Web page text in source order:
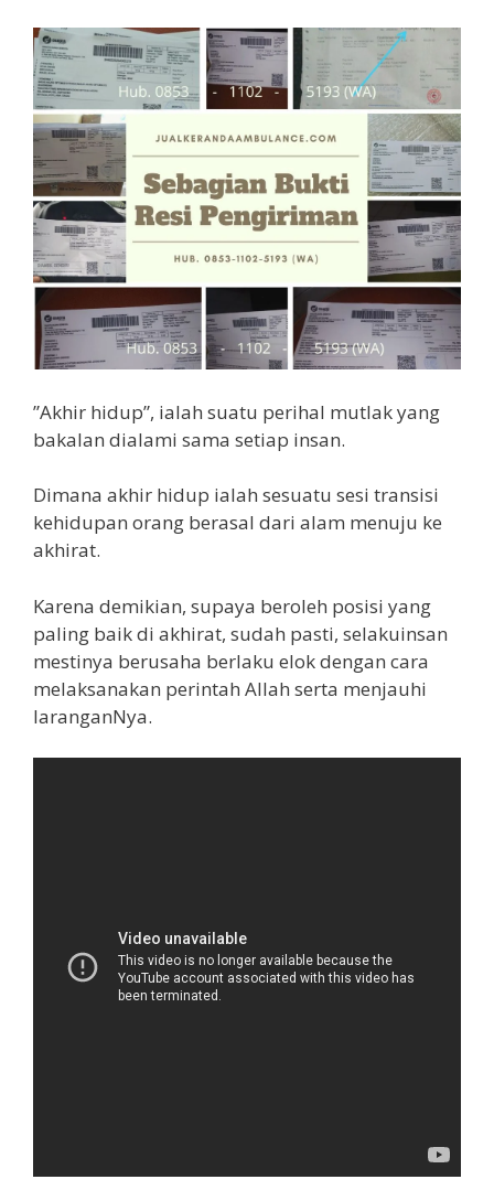
”Akhir hidup”, ialah suatu perihal mutlak yang
bakalan dialami sama setiap insan.
Dimana akhir hidup ialah sesuatu sesi transisi
kehidupan orang berasal dari alam menuju ke
akhirat.
Karena demikian, supaya beroleh posisi yang
paling baik di akhirat, sudah pasti, selakuinsan
mestinya berusaha berlaku elok dengan cara
melaksanakan perintah Allah serta menjauhi
laranganNya.